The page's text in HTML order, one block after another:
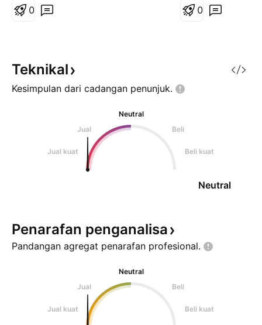
0
menyeluruh
0
Teknikal
Kesimpulan dari cadangan penunjuk.
Neutral
Jual
Beli
Jual kuat Beli kuat
Neutral
Penarafan penganalisa
Pandangan agregat penarafan profesional.
Neutral
Jual
Beli
Jual kuat Beli kuat